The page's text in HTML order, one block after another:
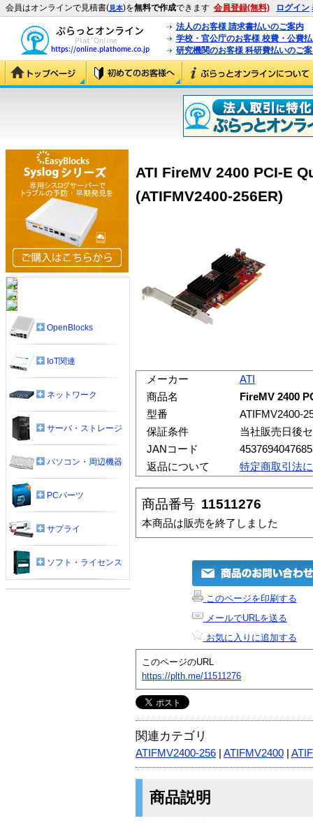
会員はオンラインで見積書(見本)を無料で作成できます 会員登録(無料) ログイン
法人のお客様 請求書払いのご案内
学校・官公庁のお客様 校費・公費
研究機関のお客様 科研費払いのご
ATI FireMV 2400 PCI-E
(ATIFMV2400-256ER)
メーカー
ATI
商品名
FireMV 2400
型番
ATIFMV2400-
保証条件
当社販売日後
JANコード
4537694047685
返品について
特定商取引法
商品番号 11511276
本商品は販売を終了しました
このページを印刷する
メールでURLを送る
お気に入りに追加する
このページのURL
https://plth.me/11511276
関連カテゴリ
ATIFMV2400-256 ATIFMV2400
商品説明
OpenBlocks
IoT関連
ネットワーク
サーバ・ストレージ
パソコン・周辺機器
PCパーツ
サプライ
ソフト・ライセンス